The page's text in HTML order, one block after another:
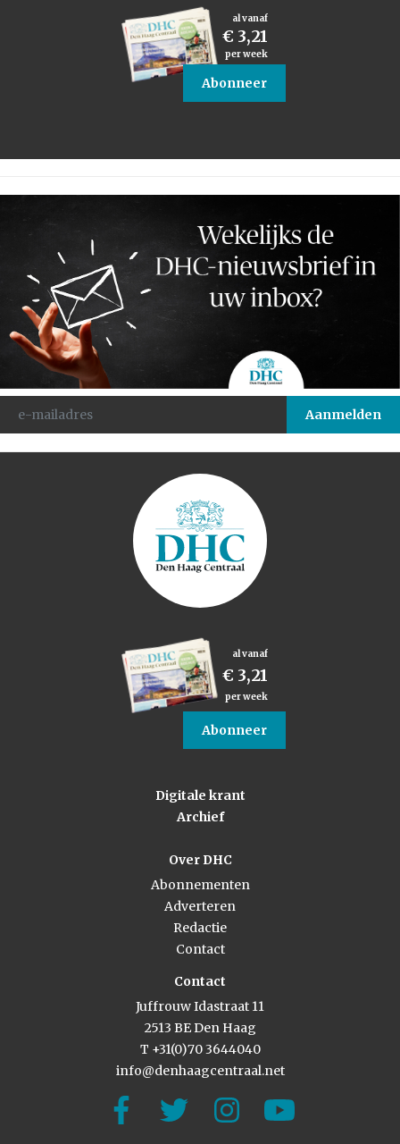
al vanaf
€ 3,21
per week
Abonneer
al vanaf
€ 3,21
per week
Abonneer
Digitale krant
Archief
Over DHC
Abonnementen
Adverteren
Redactie
Contact
Contact
Juffrouw Idastraat 11
2513 BE Den Haag
T +31(0)70 3644040
info@denhaagcentraal.net